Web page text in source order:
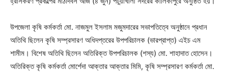
উপজেলা কৃষি কর্মকর্তা মো. নাজমুল ইসলাম মজুমদারের সভাপতিত্বে অনুষ্ঠানে প্রধান
অতিথি ছিলেন কৃষি সম্প্রসারণ অধিদপ্তরের উপপরিচালক (ভারপ্রাপ্ত) এইচ এম
শামীম। বিশেষ অতিথি ছিলেন অতিরিক্ত উপপরিচালক (শস্য) মো. শাহাদাত হোসেন।
অতিরিক্ত কৃষি কর্মকর্তা মোর্শেদা আক্তার আক্তার মিমি, কৃষি সম্প্রসারণ কর্মকর্তা মো.